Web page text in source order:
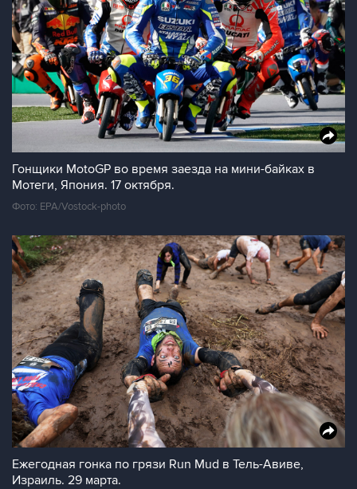
Гонщики MotoGP во время заезда на мини-байках в
Мотеги, Япония. 17 октября.
Фото: EPA/Vostock-photo
Ежегодная гонка по грязи Run Mud в Тель-Авиве,
Израиль. 29 марта.